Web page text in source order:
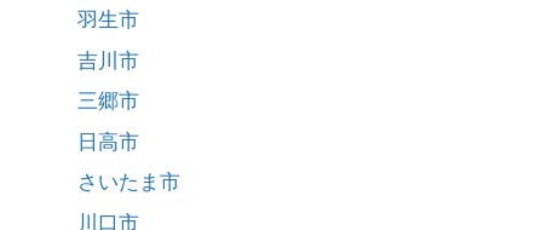
羽生市
吉川市
三郷市
日高市
さいたま市
川口市